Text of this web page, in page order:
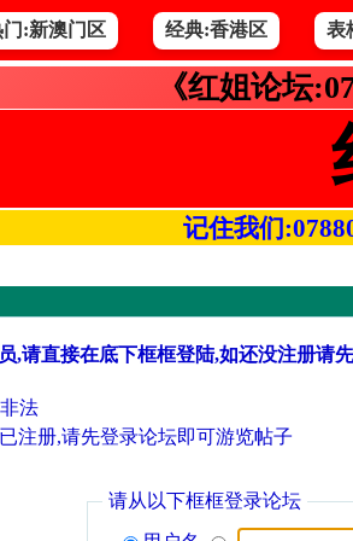
门:新澳门区 经典:香港区 表
《红姐论坛
记住我们
,请直接在底下框框登陆,如还没注册请
法
注册,请先登录论坛即可游览帖子
请从以下框框登录论坛